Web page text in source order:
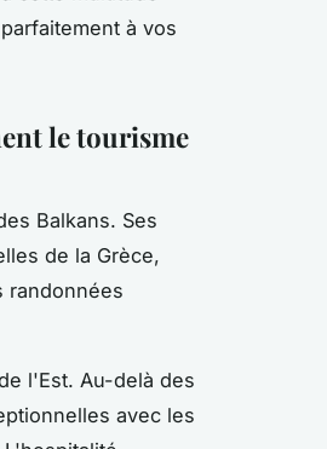
à vos
le tourisme
Balkans. Ses
de la Grèce,
randonnées
l'Est. Au-delà des
avec les